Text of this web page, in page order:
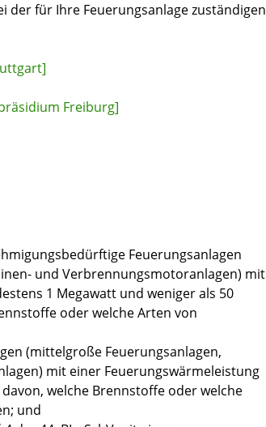
der für Ihre Feuerungsanlage zuständigen
Freiburg]
Feuerungsanlagen
und Verbrennungsmotoranlagen) mit
1 Megawatt und weniger als 50
oder welche Arten von
(mittelgroße Feuerungsanlagen,
mit einer Feuerungswärmeleistung
welche Brennstoffe oder welche
und